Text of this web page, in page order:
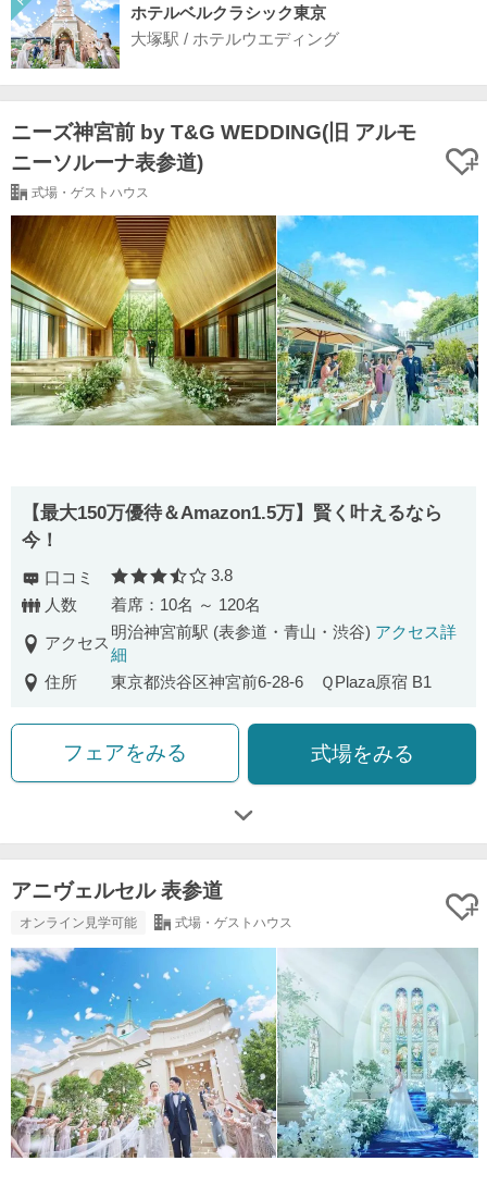
ホテルベルクラシック東京
大塚駅 / ホテルウエディング
ニーズ神宮前 by T&G WEDDING(旧 アルモ
ニーソルーナ表参道)
式場・ゲストハウス
【最⼤150万優待＆Amazon1.5万】賢く叶えるなら
今！
口コミ 口コミ評価
3.8
人数
着席：10名 ～ 120名
アクセス
明治神宮前駅 (表参道・青山・渋谷) アクセス詳
細
住所
東京都渋谷区神宮前6-28-6 ＱPlaza原宿 B1
フェアをみる 式場をみる
アニヴェルセル 表参道
オンライン見学可能 式場・ゲストハウス